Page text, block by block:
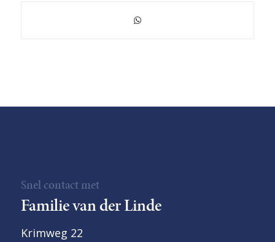
Snel contact met
Familie van der Linde
Krimweg 22